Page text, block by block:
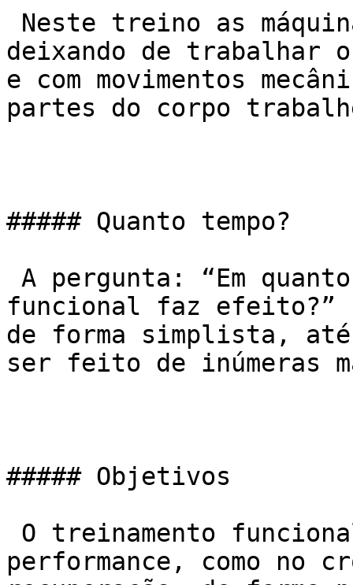
deixando de trabalhar
e com movimentos
partes do corpo
##### Quanto tempo?
funcional faz efeito?”
de forma simplista,
ser feito de inúmeras
##### Objetivos
performance, como no